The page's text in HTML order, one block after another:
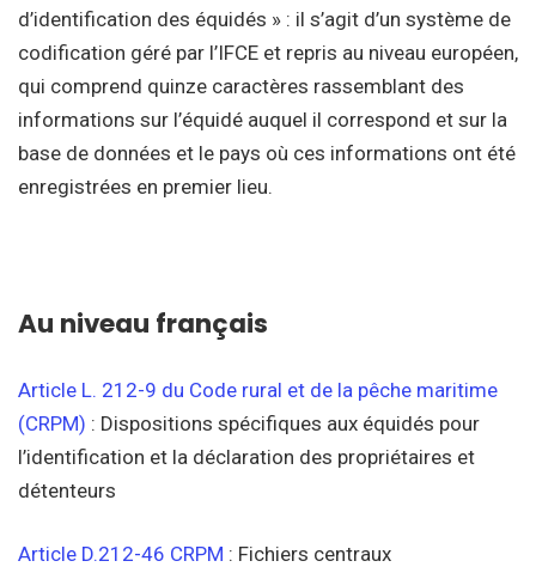
d’identification des équidés » : il s’agit d’un système de
codification géré par l’IFCE et repris au niveau européen,
qui comprend quinze caractères rassemblant des
informations sur l’équidé auquel il correspond et sur la
base de données et le pays où ces informations ont été
enregistrées en premier lieu.
Au niveau français
Article L. 212-9 du Code rural et de la pêche maritime
(CRPM) : Dispositions spécifiques aux équidés pour
l’identification et la déclaration des propriétaires et
détenteurs
Article D.212-46 CRPM : Fichiers centraux